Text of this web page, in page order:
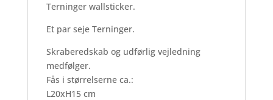
Terninger wallsticker.
Et par seje Terninger.
Skraberedskab og udførlig vejledning
medfølger.
Fås i størrelserne ca.:
L20xH15 cm